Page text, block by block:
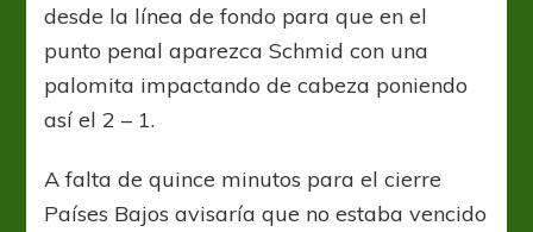
desde la línea de fondo para que en el
punto penal aparezca Schmid con una
palomita impactando de cabeza poniendo
así el 2 – 1.
A falta de quince minutos para el cierre
Países Bajos avisaría que no estaba vencido